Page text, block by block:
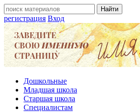
регистрация Вход
Дошкольные
Младшая школа
Старшая школа
Специалистам